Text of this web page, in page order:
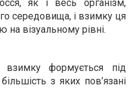
як і весь організм,
середовища, і взимку ця
на візуальному рівні.
взимку формується під
з яких пов’язані